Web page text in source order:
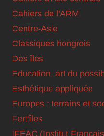
Cahiers de l'ARM
Centre-Asie
Classiques hongrois
Des îles
Education, art du
Esthétique appliquée
Europes : terrains et
Fert'îles
IFEAC (Institut